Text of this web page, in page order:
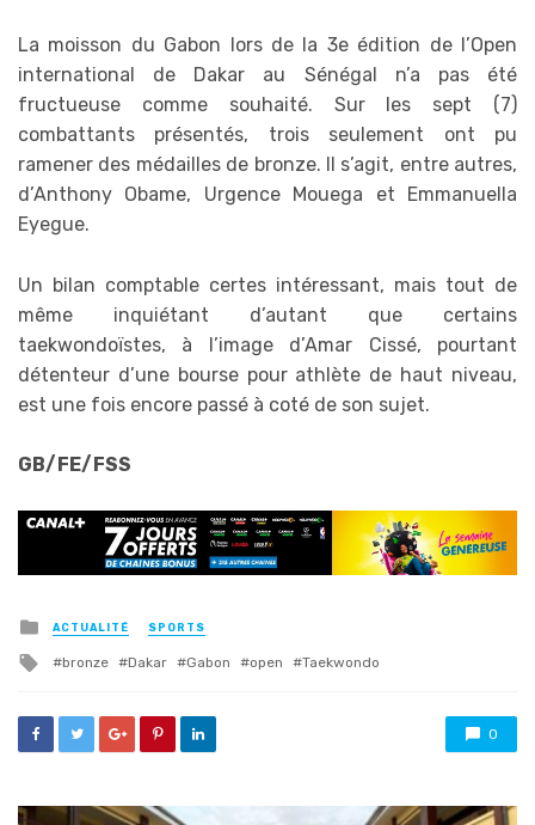
La moisson du Gabon lors de la 3e édition de l’Open
international de Dakar au Sénégal n’a pas été
fructueuse comme souhaité. Sur les sept (7)
combattants présentés, trois seulement ont pu
ramener des médailles de bronze. Il s’agit, entre autres,
d’Anthony Obame, Urgence Mouega et Emmanuella
Eyegue.
Un bilan comptable certes intéressant, mais tout de
même inquiétant d’autant que certains
taekwondoïstes, à l’image d’Amar Cissé, pourtant
détenteur d’une bourse pour athlète de haut niveau,
est une fois encore passé à coté de son sujet.
GB/FE/FSS
Posted
in
ACTUALITÉ SPORTS
Tagged
bronze Dakar Gabon open Taekwondo
0